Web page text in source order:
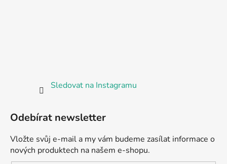
Sledovat na Instagramu
Odebírat newsletter
Vložte svůj e-mail a my vám budeme zasílat informace o
nových produktech na našem e-shopu.